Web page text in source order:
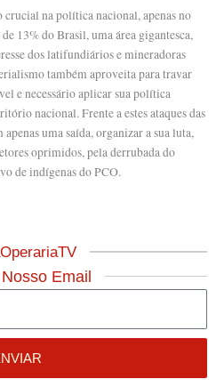
na política nacional, apenas no
13% do Brasil, uma área gigantesca,
dos latifundiários e mineradoras
também aproveita para travar
e necessário aplicar sua política
nacional. Frente a estes ataques das
uma saída, organizar a sua luta,
oprimidos, pela derrubada do
de indígenas do PCO.
Email